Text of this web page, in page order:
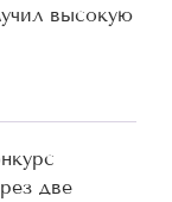
высокую
две